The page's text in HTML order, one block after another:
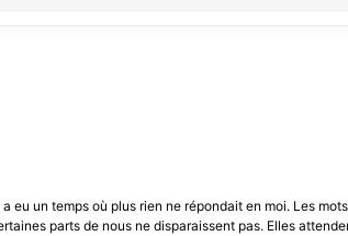
un temps où plus rien ne répondait en moi. Les
parts de nous ne disparaissent pas. Elles